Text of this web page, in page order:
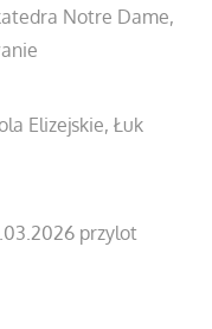
Notre Dame,
Elizejskie, Łuk
przylot